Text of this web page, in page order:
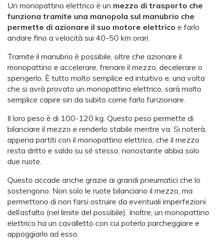
Un monopattino elettrico è un mezzo di trasporto che
funziona tramite una manopola sul manubrio che
permette di azionare il suo motore elettrico e farlo
andare fino a velocità sui 40-50 km orari.
Tramite il manubrio è possibile, oltre che azionare il
monopattino e accelerare, frenare il mezzo, decelerare o
spengerlo. È tutto molto semplice ed intuitivo e, una volta
che si avrà provato un monopattino elettrico, sarà molto
semplice capire sin da subito come farlo funzionare.
Il loro peso è di 100-120 kg. Questo peso permette di
bilanciare il mezzo e renderlo stabile mentre va. Si noterà,
appena partiti con il monopattino elettrico, che il mezzo
resta dritto e saldo su sé stesso, nonostante abbia solo
due ruote.
Questo accade anche grazie ai grandi pneumatici che lo
sostengono. Non solo le ruote bilanciano il mezzo, ma
permettono di non farsi ostruire da eventuali imperfezioni
dell’asfalto (nel limite del possibile). Inoltre, un monopattino
elettrico ha un cavalletto con cui poterlo parcheggiare e
appoggiarlo ad esso.